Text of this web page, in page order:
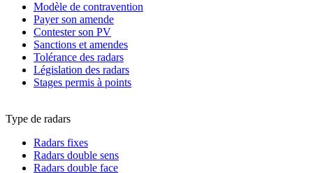
Modèle de contravention
Payer son amende
Contester son PV
Sanctions et amendes
Tolérance des radars
Législation des radars
Stages permis à points
Type de radars
Radars fixes
Radars double sens
Radars double face